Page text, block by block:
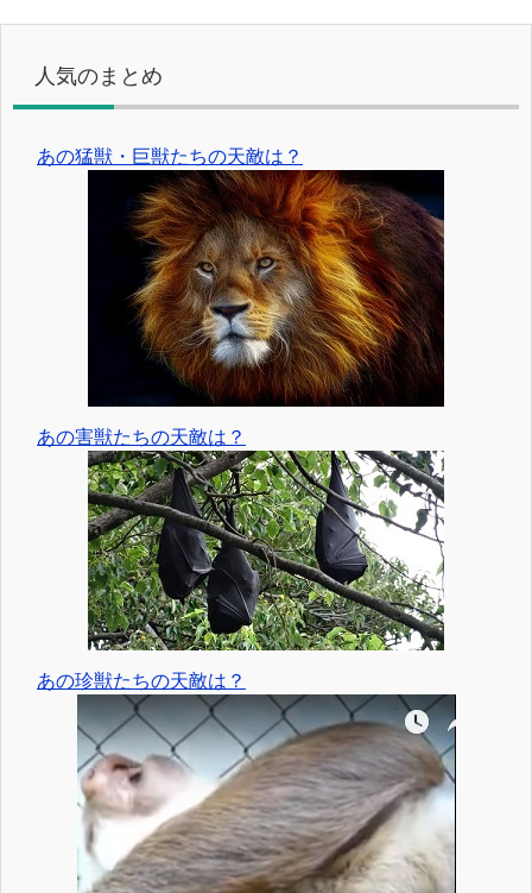
人気のまとめ
あの猛獣・巨獣たちの天敵は？
あの害獣たちの天敵は？
あの珍獣たちの天敵は？